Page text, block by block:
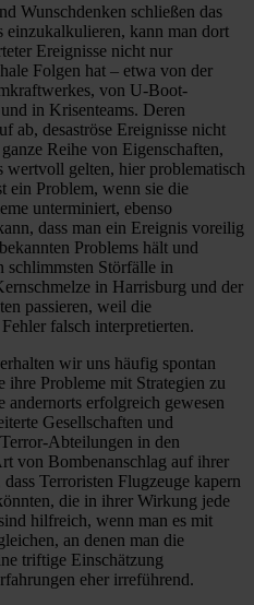
Wunschdenken schließen das
einzukalkulieren, kann man dort
Ereignisse nicht nur
Folgen hat – etwa von der
von U-Boot-
in Krisenteams. Deren
ab, desaströse Ereignisse nicht
Reihe von Eigenschaften,
wertvoll gelten, hier problematisch
ein Problem, wenn sie die
unterminiert, ebenso
dass man ein Ereignis voreilig
Problems hält und
schlimmsten Störfälle in
in Harrisburg und der
passieren, weil die
falsch interpretierten.
wir uns häufig spontan
Probleme mit Strategien zu
andernorts erfolgreich gewesen
Gesellschaften und
Abteilungen in den
von Bombenanschlag auf ihrer
Terroristen Flugzeuge kapern
die in ihrer Wirkung jede
hilfreich, wenn man es mit
an denen man die
triftige Einschätzung
eher irreführend.